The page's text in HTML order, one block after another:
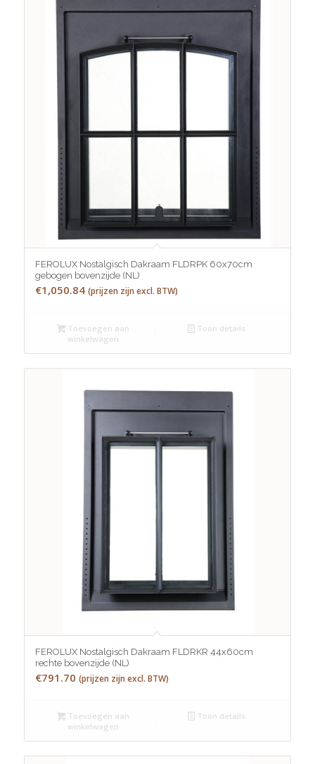
FEROLUX Nostalgisch Dakraam FLDRPK 60x70cm
gebogen bovenzijde (NL)
€1,050.84 (prijzen zijn excl. BTW)
Toevoegen aan
winkelwagen
Toon details
FEROLUX Nostalgisch Dakraam FLDRKR 44x60cm
rechte bovenzijde (NL)
€791.70 (prijzen zijn excl. BTW)
Toevoegen aan
winkelwagen
Toon details